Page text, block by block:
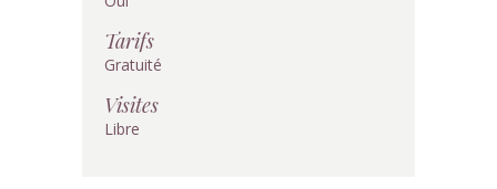
Tarifs
Gratuité
Visites
Libre